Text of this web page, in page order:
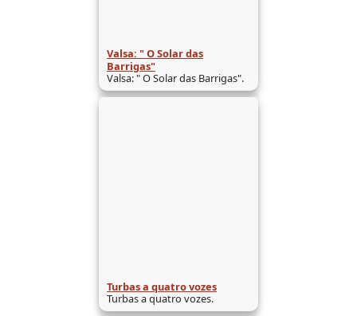
Valsa: " O Solar das
Barrigas"
Valsa: " O Solar das Barrigas".
Turbas a quatro vozes
Turbas a quatro vozes.